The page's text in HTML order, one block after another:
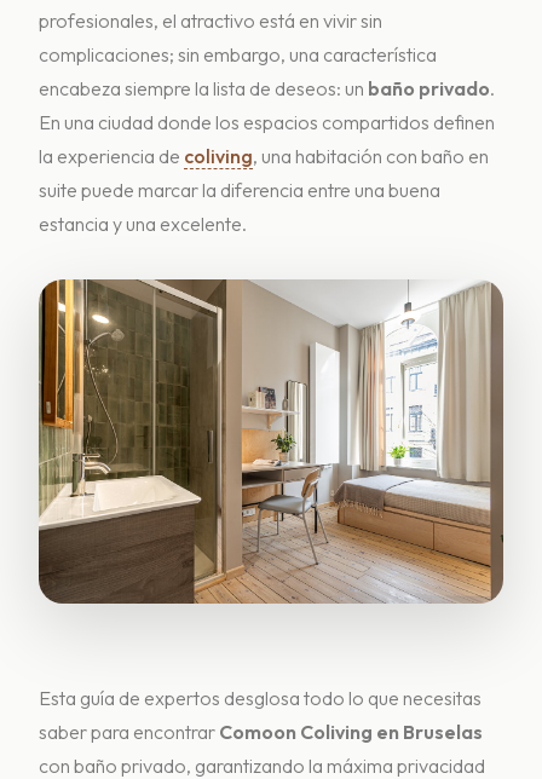
profesionales, el atractivo está en vivir sin
complicaciones; sin embargo, una característica
encabeza siempre la lista de deseos: un baño privado.
En una ciudad donde los espacios compartidos definen
la experiencia de coliving, una habitación con baño en
suite puede marcar la diferencia entre una buena
estancia y una excelente.
Esta guía de expertos desglosa todo lo que necesitas
saber para encontrar Comoon Coliving en Bruselas
con baño privado, garantizando la máxima privacidad